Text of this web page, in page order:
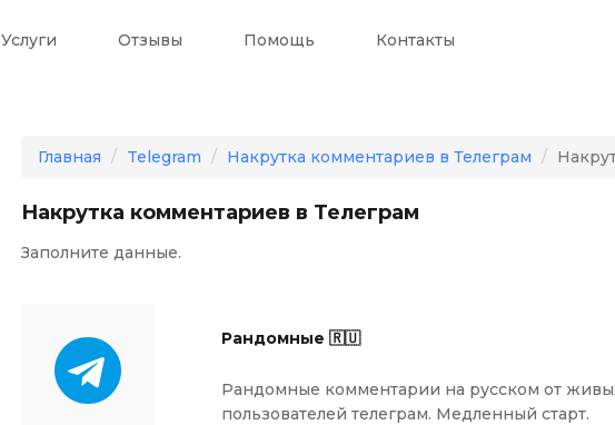
Услуги Отзывы Помощь Контакты
Главная Telegram Накрутка комментариев в Телеграм
Накрутка комментариев в Телеграм
Заполните данные.
Рандомные 🇷🇺
Рандомные комментарии на русском от
пользователей телеграм. Медленный старт.